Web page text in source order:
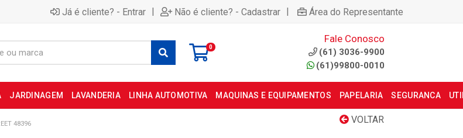
Já é cliente? - Entrar | Não é cliente? - Cadastrar | Área do Representante
0
Fale Conosco
(61) 3036-9900
(61)99800-0010
JARDINAGEM LAVANDERIA LINHA AUTOMOTIVA MAQUINAS E EQUIPAMENTOS PAPELARIA SEGURANCA
VOLTAR
48396